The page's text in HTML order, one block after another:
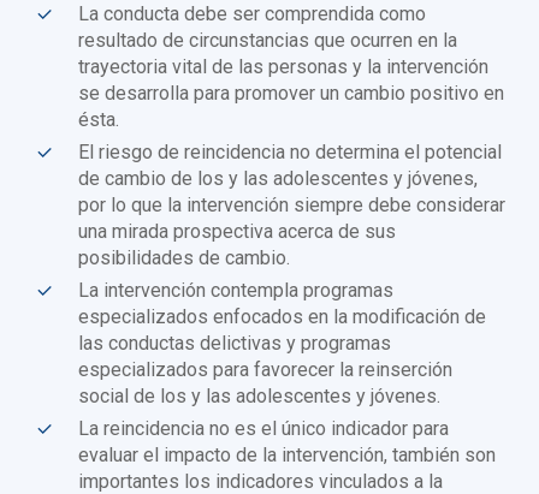
La conducta debe ser comprendida como
resultado de circunstancias que ocurren en la
trayectoria vital de las personas y la intervención
se desarrolla para promover un cambio positivo en
ésta.
El riesgo de reincidencia no determina el potencial
de cambio de los y las adolescentes y jóvenes,
por lo que la intervención siempre debe considerar
una mirada prospectiva acerca de sus
posibilidades de cambio.
La intervención contempla programas
especializados enfocados en la modificación de
las conductas delictivas y programas
especializados para favorecer la reinserción
social de los y las adolescentes y jóvenes.
La reincidencia no es el único indicador para
evaluar el impacto de la intervención, también son
importantes los indicadores vinculados a la